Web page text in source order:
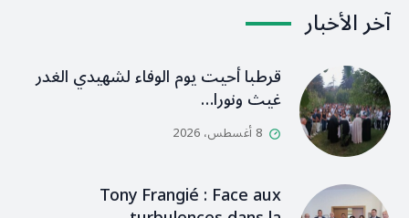
آخر الأخبار
قرطبا أحيت يوم الوفاء لشهيدي الغدر
غيث ونورا…
8 أغسطس، 2026
Tony Frangié : Face aux